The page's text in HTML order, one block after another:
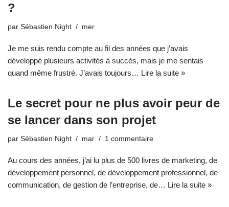
?
par Sébastien Night mer
Je me suis rendu compte au fil des années que j’avais
développé plusieurs activités à succès, mais je me sentais
quand même frustré. J’avais toujours… Lire la suite »
Le secret pour ne plus avoir peur de
se lancer dans son projet
par Sébastien Night mar 1 commentaire
Au cours des années, j’ai lu plus de 500 livres de marketing, de
développement personnel, de développement professionnel, de
communication, de gestion de l’entreprise, de… Lire la suite »